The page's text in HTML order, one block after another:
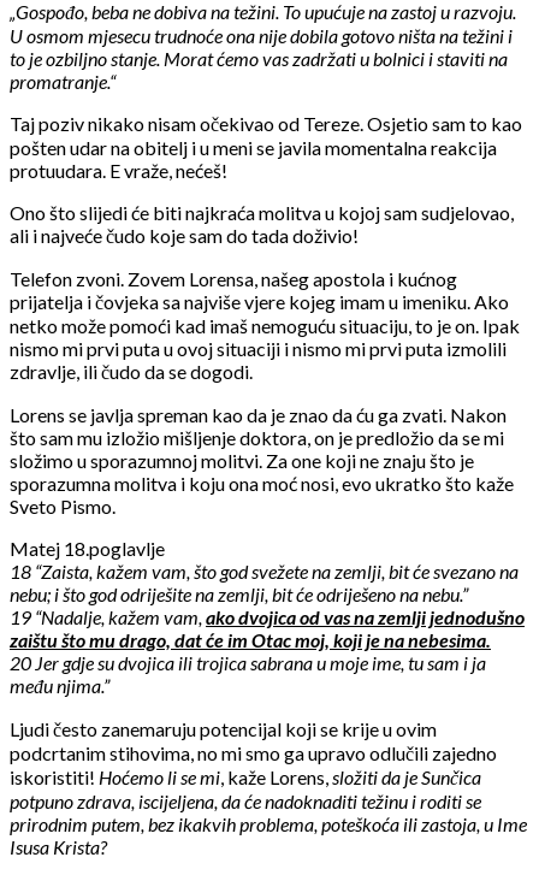
„Gospođo, beba ne dobiva na težini. To upućuje na zastoj u razvoju.
U osmom mjesecu trudnoće ona nije dobila gotovo ništa na težini i
to je ozbiljno stanje. Morat ćemo vas zadržati u bolnici i staviti na
promatranje.“
Taj poziv nikako nisam očekivao od Tereze. Osjetio sam to kao
pošten udar na obitelj i u meni se javila momentalna reakcija
protuudara. E vraže, nećeš!
Ono što slijedi će biti najkraća molitva u kojoj sam sudjelovao,
ali i najveće čudo koje sam do tada doživio!
Telefon zvoni. Zovem Lorensa, našeg apostola i kućnog
prijatelja i čovjeka sa najviše vjere kojeg imam u imeniku. Ako
netko može pomoći kad imaš nemoguću situaciju, to je on. Ipak
nismo mi prvi puta u ovoj situaciji i nismo mi prvi puta izmolili
zdravlje, ili čudo da se dogodi.
Lorens se javlja spreman kao da je znao da ću ga zvati. Nakon
što sam mu izložio mišljenje doktora, on je predložio da se mi
složimo u sporazumnoj molitvi. Za one koji ne znaju što je
sporazumna molitva i koju ona moć nosi, evo ukratko što kaže
Sveto Pismo.
Matej 18.poglavlje
18 “Zaista, kažem vam, što god svežete na zemlji, bit će svezano na
nebu; i što god odriješite na zemlji, bit će odriješeno na nebu.”
19 “Nadalje, kažem vam,ako dvojica od vas na zemlji jednodušno
zaištu što mu drago, dat će im Otac moj, koji je na nebesima.
20 Jer gdje su dvojica ili trojica sabrana u moje ime, tu sam i ja
među njima.”
Ljudi često zanemaruju potencijal koji se krije u ovim
podcrtanim stihovima, no mi smo ga upravo odlučili zajedno
iskoristiti! Hoćemo li se mi, kaže Lorens,složiti da je Sunčica
potpuno zdrava, iscijeljena, da će nadoknaditi težinu i roditi se
prirodnim putem, bez ikakvih problema, poteškoća ili zastoja, u Ime
Isusa Krista?